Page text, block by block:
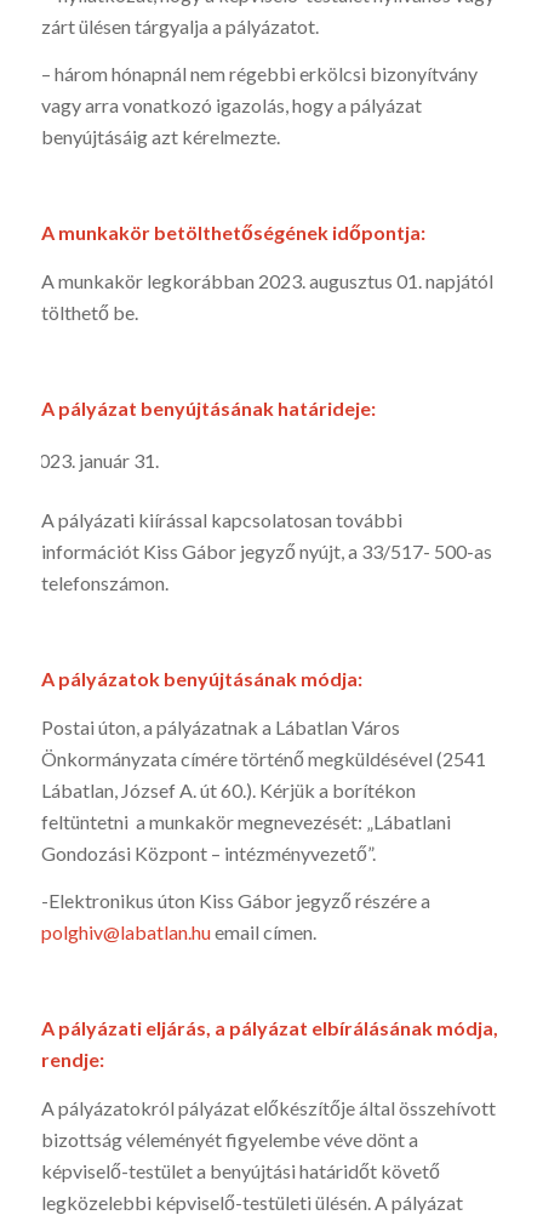
zárt ülésen tárgyalja a pályázatot.
– három hónapnál nem régebbi erkölcsi bizonyítvány
vagy arra vonatkozó igazolás, hogy a pályázat
benyújtásáig azt kérelmezte.
A munkakör betölthetőségének időpontja:
A munkakör legkorábban 2023. augusztus 01. napjától
tölthető be.
A pályázat benyújtásának határideje:
január 31.
A pályázati kiírással kapcsolatosan további
információt Kiss Gábor jegyző nyújt, a 33/517- 500-as
telefonszámon.
A pályázatok benyújtásának módja:
Postai úton, a pályázatnak a Lábatlan Város
Önkormányzata címére történő megküldésével (2541
Lábatlan, József A. út 60.). Kérjük a borítékon
feltüntetni a munkakör megnevezését: „Lábatlani
Gondozási Központ – intézményvezető”.
-Elektronikus úton Kiss Gábor jegyző részére a
polghiv@labatlan.huemail címen.
A pályázati eljárás, a pályázat elbírálásának módja,
rendje:
A pályázatokról pályázat előkészítője által összehívott
bizottság véleményét figyelembe véve dönt a
képviselő-testület a benyújtási határidőt követő
legközelebbi képviselő-testületi ülésén. A pályázat